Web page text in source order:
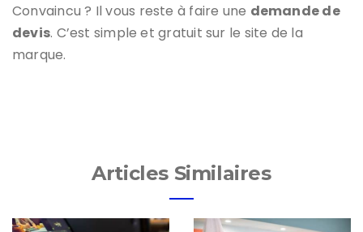
Convaincu ? Il vous reste à faire une demande de
devis. C’est simple et gratuit sur le site de la
marque.
Articles Similaires